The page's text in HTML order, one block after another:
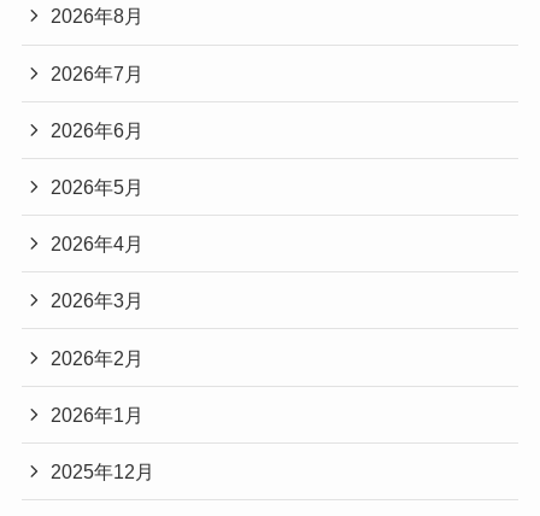
2026年8月
2026年7月
2026年6月
2026年5月
2026年4月
2026年3月
2026年2月
2026年1月
2025年12月